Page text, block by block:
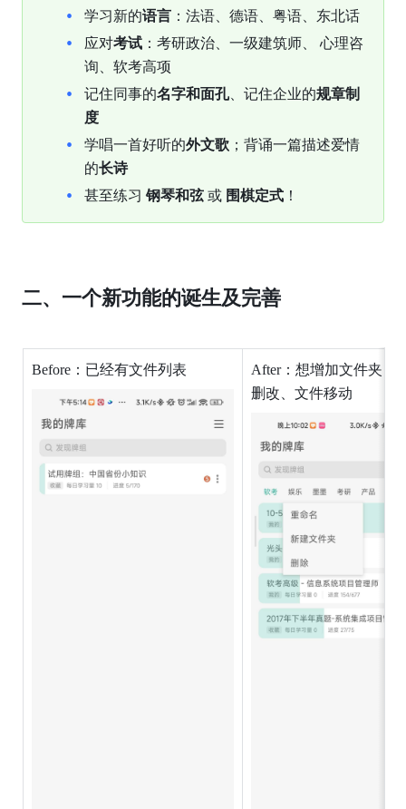
学习新的语言：法语、德语、粤语、东北话
应对考试：考研政治、一级建筑师、 心理咨
询、软考高项
记住同事的名字和面孔、记住企业的规章制
度
学唱一首好听的外文歌；背诵一篇描述爱情
的长诗
甚至练习 钢琴和弦 或 围棋定式！
二、一个新功能的诞生及完善
Before：已经有文件列表
After：想增加文件夹，
删改、文件移动